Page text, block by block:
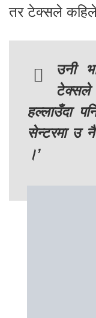
तर टेक्सले
उनी
हल्लाउँदा
सेन्टरमा उ नै
।’